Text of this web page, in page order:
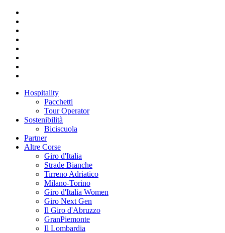
Hospitality
Pacchetti
Tour Operator
Sostenibilità
Biciscuola
Partner
Altre Corse
Giro d'Italia
Strade Bianche
Tirreno Adriatico
Milano-Torino
Giro d'Italia Women
Giro Next Gen
Il Giro d'Abruzzo
GranPiemonte
Il Lombardia